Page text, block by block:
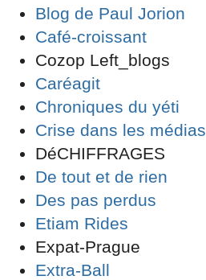
Blog de Paul Jorion
Café-croissant
Cozop Left_blogs
Caréagit
Chroniques du yéti
Crise dans les médias
DéCHIFFRAGES
De tout et de rien
Des pas perdus
Etiam Rides
Expat-Prague
Extra-Ball